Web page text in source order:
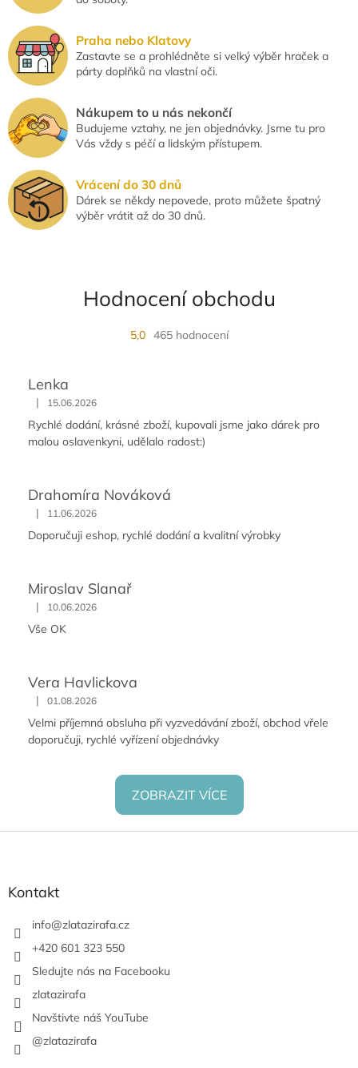
u
Praha nebo Klatovy
Zastavte se a prohlédněte si velký výběr hraček a
párty doplňků na vlastní oči.
Nákupem to u nás nekončí
Budujeme vztahy, ne jen objednávky. Jsme tu pro
Vás vždy s péčí a lidským přístupem.
Vrácení do 30 dnů
Dárek se někdy nepovede, proto můžete špatný
výběr vrátit až do 30 dnů.
Hodnocení obchodu
5,0 465 hodnocení
Lenka
| 15.06.2026
Rychlé dodání, krásné zboží, kupovali jsme jako dárek pro
malou oslavenkyni, udělalo radost:)
Drahomíra Nováková
| 11.06.2026
Doporučuji eshop, rychlé dodání a kvalitní výrobky
Miroslav Slanař
| 10.06.2026
Vše OK
Vera Havlickova
| 01.08.2026
Velmi příjemná obsluha při vyzvedávání zboží, obchod vřele
doporučuji, rychlé vyřízení objednávky
ZOBRAZIT VÍCE
Z
Kontakt
info@zlatazirafa.cz
+420 601 323 550
Sledujte nás na Facebooku
zlatazirafa
Navštivte náš YouTube
@zlatazirafa